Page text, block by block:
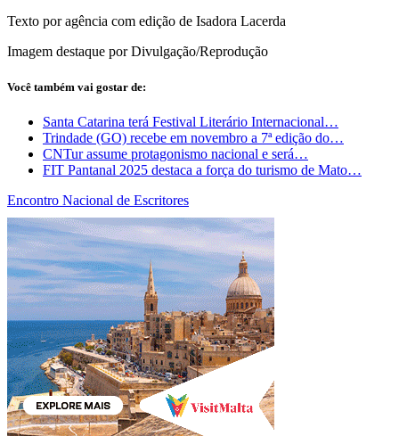
Texto por agência com edição de Isadora Lacerda
Imagem destaque por Divulgação/Reprodução
Você também vai gostar de:
Santa Catarina terá Festival Literário Internacional…
Trindade (GO) recebe em novembro a 7ª edição do…
CNTur assume protagonismo nacional e será…
FIT Pantanal 2025 destaca a força do turismo de Mato…
Encontro Nacional de Escritores